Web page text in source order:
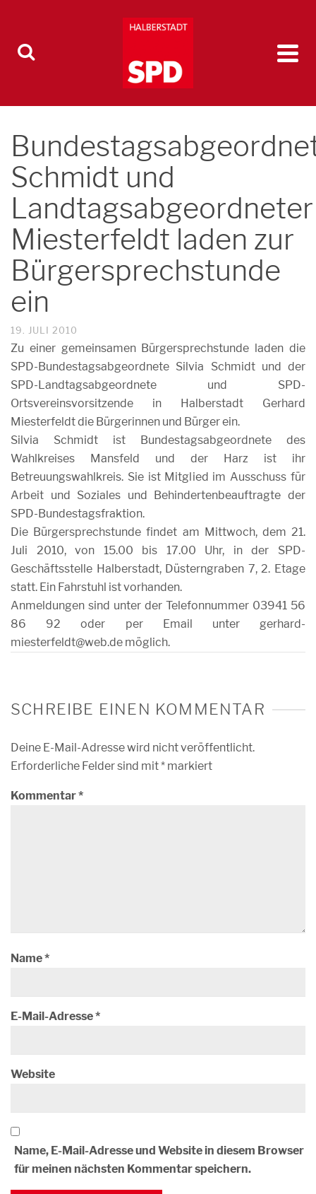
Schmidt und
Landtagsabgeordneter
Miesterfeldt laden zur
Bürgersprechstunde
ein
19. JULI 2010
Zu einer gemeinsamen Bürgersprechstunde laden die
SPD-Bundestagsabgeordnete Silvia Schmidt und der
SPD-Landtagsabgeordnete und SPD-
Ortsvereinsvorsitzende in Halberstadt Gerhard
Miesterfeldt die Bürgerinnen und Bürger ein.
Silvia Schmidt ist Bundestagsabgeordnete des
Wahlkreises Mansfeld und der Harz ist ihr
Betreuungswahlkreis. Sie ist Mitglied im Ausschuss für
Arbeit und Soziales und Behindertenbeauftragte der
SPD-Bundestagsfraktion.
Die Bürgersprechstunde findet am Mittwoch, dem 21.
Juli 2010, von 15.00 bis 17.00 Uhr, in der SPD-
Geschäftsstelle Halberstadt, Düsterngraben 7, 2. Etage
statt. Ein Fahrstuhl ist vorhanden.
Anmeldungen sind unter der Telefonnummer 03941 56
86 92 oder per Email unter gerhard-
miesterfeldt@web.de möglich.
SCHREIBE EINEN KOMMENTAR
Deine E-Mail-Adresse wird nicht veröffentlicht.
Erforderliche Felder sind mit* markiert
Kommentar*
Name*
E-Mail-Adresse*
Website
Name, E-Mail-Adresse und Website in diesem Browser
für meinen nächsten Kommentar speichern.